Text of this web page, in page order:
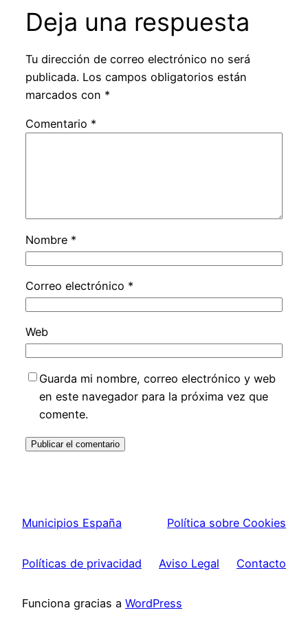
Deja una respuesta
Tu dirección de correo electrónico no será
publicada. Los campos obligatorios están
marcados con *
Comentario *
Nombre *
Correo electrónico *
Web
Guarda mi nombre, correo electrónico y web
en este navegador para la próxima vez que
comente.
Municipios España Política sobre Cookies
Políticas de privacidad Aviso Legal Contacto
Funciona gracias a WordPress